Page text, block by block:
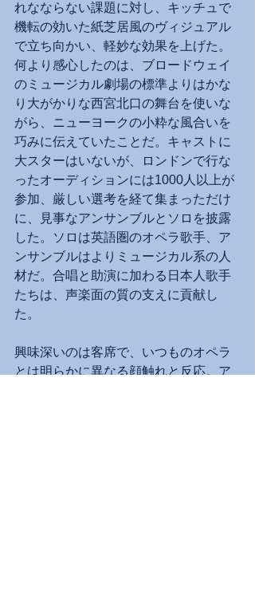
れなならない課題に対し、キッチュで
機転の効いた紙芝居風のヴィジュアル
で立ち向かい、軽妙な効果を上げた。
何より感心したのは、ブロードウェイ
のミュージカル劇場の標準よりはかな
り大がかりな西宮北口の舞台を使いな
がら、ニューヨークの小粋な風合いを
巧みに伝えていたことだ。キャストに
大スターはいないが、ロンドンで行な
ったオーディションには1000人以上が
参加、厳しい選考を経て集まっただけ
に、見事なアンサンブルとソロを披露
した。ソロは英語圏のオペラ歌手、ア
ンサンブルはよりミュージカル系の人
材だ。合唱と助演に加わる日本人歌手
たちは、声楽面の質の支えに貢献し
た。
興味深いのは客席で、いつものオペラ
とは明らかに異なる顔触れと反応。ア